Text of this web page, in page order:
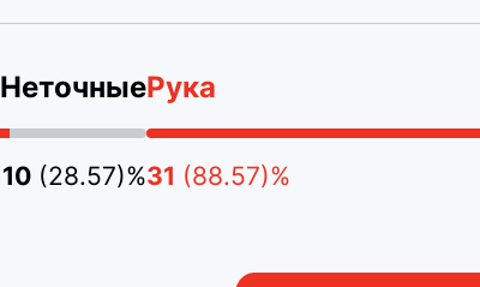
Неточные
10 (28.57)%
Рука
31 (88.57)%